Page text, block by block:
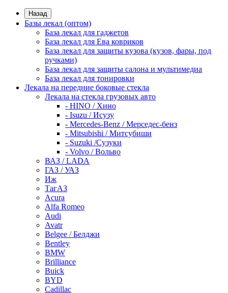
Назад
Базы лекал (оптом)
База лекал для гаджетов
База лекал для Ева ковриков
База лекал для защиты кузова (кузов, фары, под
ручками)
База лекал для защиты салона и мультимедиа
База лекал для тонировки
Лекала на передние боковые стекла
Лекала на стекла грузовых авто
- HINO / Хино
- Isuzu / Исузу
- Mercedes-Benz / Мерседес-бенз
- Mitsubishi / Митсубиши
- Suzuki /Сузуки
- Volvo / Вольво
ВАЗ / LADA
ГАЗ / УАЗ
Иж
ТагАЗ
Acura
Alfa Romeo
Audi
Avatr
Belgee / Белджи
Bentley
BMW
Brilliance
Buick
BYD
Cadillac